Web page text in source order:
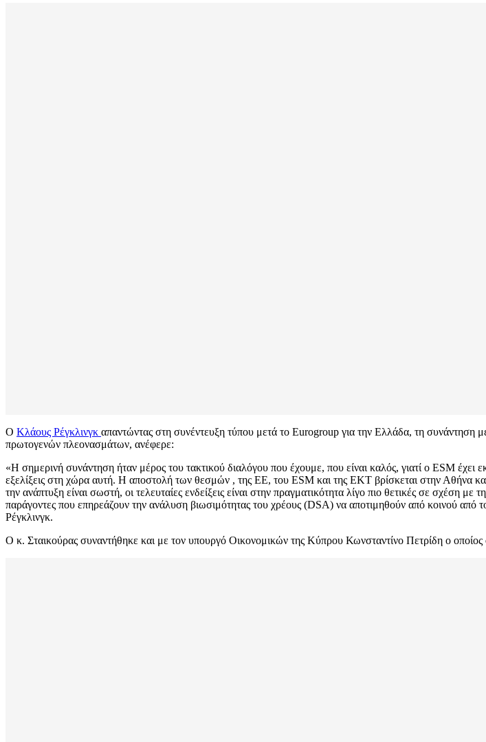
Ο Κλάους Ρέγκλινγκ απαντώντας στη συνέντευξη τύπου μετά το Eurogroup για την Ελλάδα, τη
πρωτογενών πλεονασμάτων, ανέφερε:
«Η σημερινή συνάντηση ήταν μέρος του τακτικού διαλόγου που έχουμε, που είναι καλός, γιατί ο ESM
εξελίξεις στη χώρα αυτή. Η αποστολή των θεσμών , της ΕΕ, του ESM και της EKT βρίσκεται στην Αθήνα
την ανάπτυξη είναι σωστή, οι τελευταίες ενδείξεις είναι στην πραγματικότητα λίγο πιο θετικές σε σχέση
παράγοντες που επηρεάζουν την ανάλυση βιωσιμότητας του χρέους (DSA) να αποτιμηθούν από κοινού
Ρέγκλινγκ.
Ο κ. Σταικούρας συναντήθηκε και με τον υπουργό Οικονομικών της Κύπρου Κωνσταντίνο Πετρίδη ο